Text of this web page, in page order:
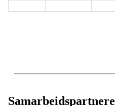
Samarbeidspartnere